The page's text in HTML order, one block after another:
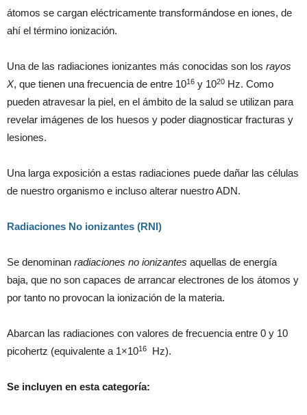
átomos se cargan eléctricamente transformándose en iones, de
ahí el término ionización.
Una de las radiaciones ionizantes más conocidas son los rayos
X, que tienen una frecuencia de entre 1016 y 1020 Hz. Como
pueden atravesar la piel, en el ámbito de la salud se utilizan para
revelar imágenes de los huesos y poder diagnosticar fracturas y
lesiones.
Una larga exposición a estas radiaciones puede dañar las células
de nuestro organismo e incluso alterar nuestro ADN.
Radiaciones No ionizantes (RNI)
Se denominan radiaciones no ionizantes aquellas de energía
baja, que no son capaces de arrancar electrones de los átomos y
por tanto no provocan la ionización de la materia.
Abarcan las radiaciones con valores de frecuencia entre 0 y 10
picohertz (equivalente a 1×1016 Hz).
Se incluyen en esta categoría: